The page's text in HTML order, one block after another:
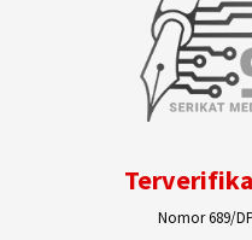
Nomor 689/